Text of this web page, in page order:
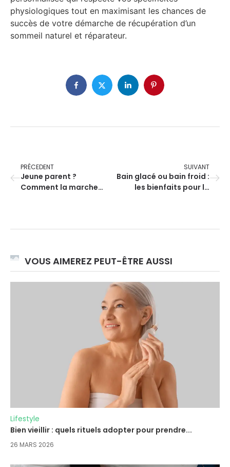
physiologiques tout en maximisant les chances de
succès de votre démarche de récupération d’un
sommeil naturel et réparateur.
PRÉCEDENT
Jeune parent ?
Comment la marche
SUIVANT
Bain glacé ou bain froid :
les bienfaits pour la
VOUS AIMEREZ PEUT-ÊTRE AUSSI
Lifestyle
Bien vieillir : quels rituels adopter pour prendre...
26 MARS 2026